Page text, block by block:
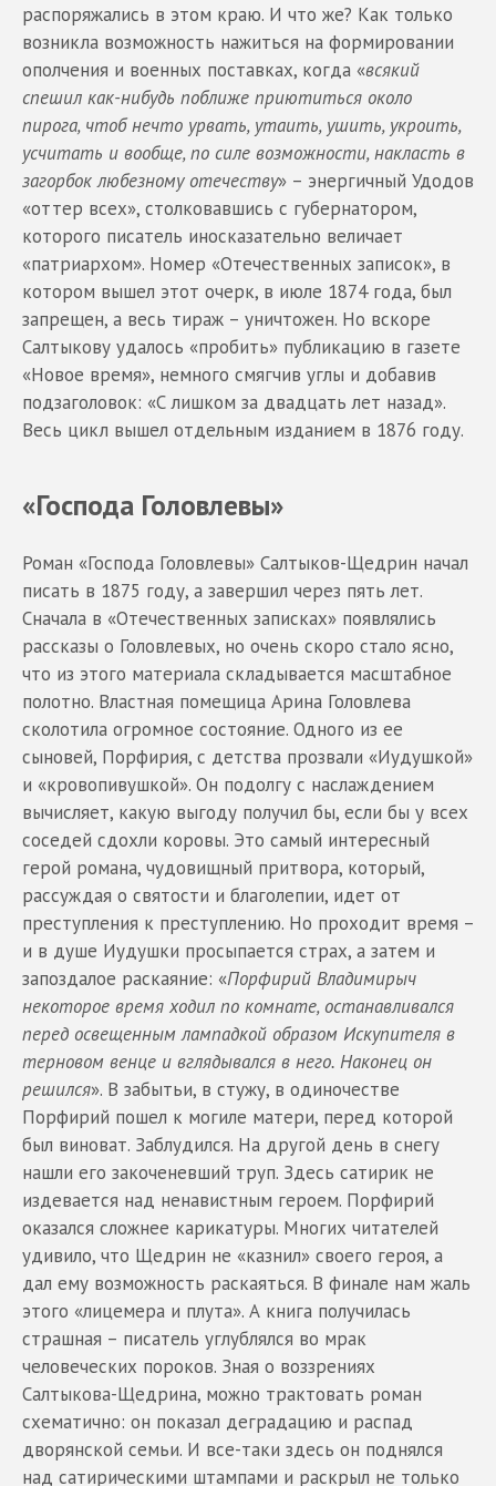
распоряжались в этом краю. И что же? Как только
возникла возможность нажиться на формировании
ополчения и военных поставках, когда «всякий
спешил как-нибудь поближе приютиться около
пирога, чтоб нечто урвать, утаить, ушить, укроить,
усчитать и вообще, по силе возможности, накласть в
загорбок любезному отечеству» – энергичный Удодов
«оттер всех», столковавшись с губернатором,
которого писатель иносказательно величает
«патриархом». Номер «Отечественных записок», в
котором вышел этот очерк, в июле 1874 года, был
запрещен, а весь тираж – уничтожен. Но вскоре
Салтыкову удалось «пробить» публикацию в газете
«Новое время», немного смягчив углы и добавив
подзаголовок: «С лишком за двадцать лет назад».
Весь цикл вышел отдельным изданием в 1876 году.
«Господа Головлевы»
Роман «Господа Головлевы» Салтыков-Щедрин начал
писать в 1875 году, а завершил через пять лет.
Сначала в «Отечественных записках» появлялись
рассказы о Головлевых, но очень скоро стало ясно,
что из этого материала складывается масштабное
полотно. Властная помещица Арина Головлева
сколотила огромное состояние. Одного из ее
сыновей, Порфирия, с детства прозвали «Иудушкой»
и «кровопивушкой». Он подолгу с наслаждением
вычисляет, какую выгоду получил бы, если бы у всех
соседей сдохли коровы. Это самый интересный
герой романа, чудовищный притвора, который,
рассуждая о святости и благолепии, идет от
преступления к преступлению. Но проходит время –
и в душе Иудушки просыпается страх, а затем и
запоздалое раскаяние: «Порфирий Владимирыч
некоторое время ходил по комнате, останавливался
перед освещенным лампадкой образом Искупителя в
терновом венце и вглядывался в него. Наконец он
решился». В забытьи, в стужу, в одиночестве
Порфирий пошел к могиле матери, перед которой
был виноват. Заблудился. На другой день в снегу
нашли его закоченевший труп. Здесь сатирик не
издевается над ненавистным героем. Порфирий
оказался сложнее карикатуры. Многих читателей
удивило, что Щедрин не «казнил» своего героя, а
дал ему возможность раскаяться. В финале нам жаль
этого «лицемера и плута». А книга получилась
страшная – писатель углублялся во мрак
человеческих пороков. Зная о воззрениях
Салтыкова-Щедрина, можно трактовать роман
схематично: он показал деградацию и распад
дворянской семьи. И все-таки здесь он поднялся
над сатирическими штампами и раскрыл не только